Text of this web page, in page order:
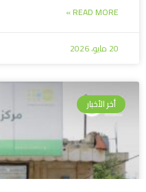
READ MORE »
20 مايو، 2026
أخر الأخبار